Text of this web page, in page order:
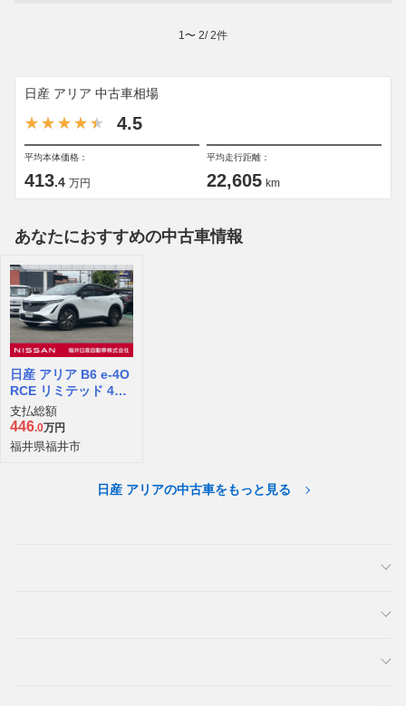
1 〜 2/2件
日産 アリア 中古車相場
4.5
平均本体価格：
413.4 万円
平均走行距離：
22,605 km
あなたにおすすめの中古車情報
日産 アリア B6 e-4O
RCE リミテッド 4W
D
支払総額
446.0万円
福井県福井市
日産 アリアの中古車をもっと見る